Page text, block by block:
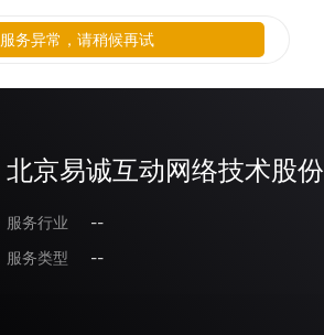
北京易诚互动网络技术股
服务行业
--
服务类型
--
服务异常，请稍候再试